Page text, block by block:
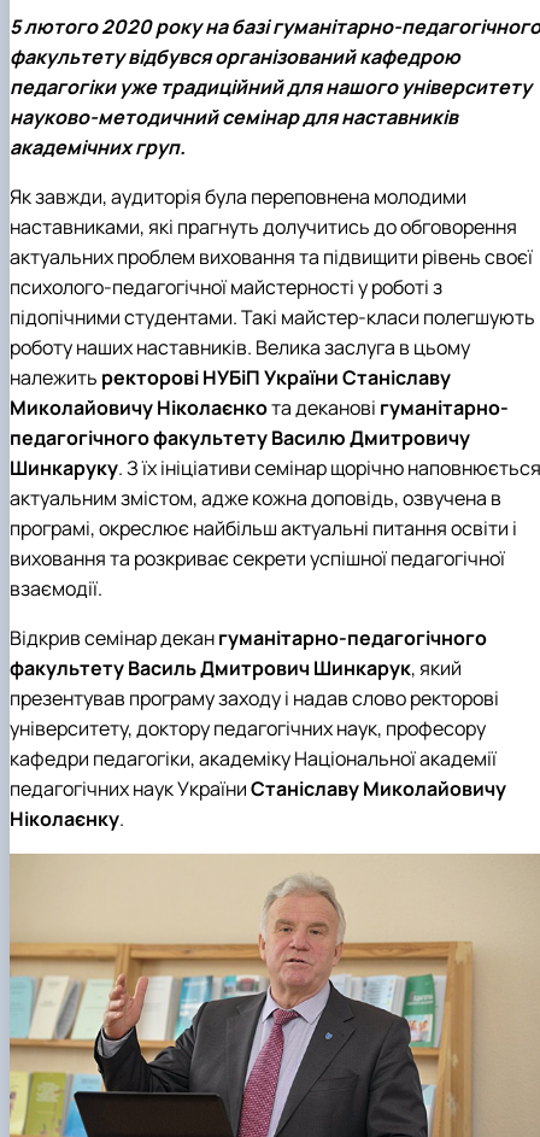
5 лютого 2020 року на базі гуманітарно-педагогічного
факультету відбувся організований кафедрою
педагогіки уже традиційний для нашого університету
науково-методичний семінар для наставників
академічних груп.
Як завжди, аудиторія була переповнена молодими
наставниками, які прагнуть долучитись до обговорення
актуальних проблем виховання та підвищити рівень своєї
психолого-педагогічної майстерності у роботі з
підопічними студентами. Такі майстер-класи полегшують
роботу наших наставників. Велика заслуга в цьому
належить ректоровіНУБіП УкраїниСтаніславу
Миколайовичу Ніколаєнкота деканові гуманітарно-
педагогічного факультетуВасилю Дмитровичу
Шинкаруку. З їх ініціативи семінар щорічно наповнюється
актуальним змістом, адже кожна доповідь, озвучена в
програмі, окреслює найбільш актуальні питання освіти і
виховання та розкриває секрети успішної педагогічної
взаємодії.
Відкрив семінар декангуманітарно-педагогічного
факультетуВасиль Дмитрович Шинкарук, який
презентував програму заходу і надав слово ректорові
університету, доктору педагогічних наук, професору
кафедри педагогіки, академіку Національної академії
педагогічних наук УкраїниСтаніславу Миколайовичу
Ніколаєнку.